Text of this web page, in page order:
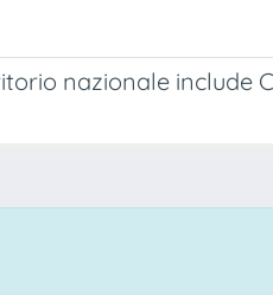
nazionale include